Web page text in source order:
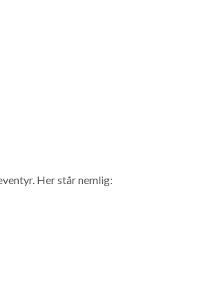
Her står nemlig: